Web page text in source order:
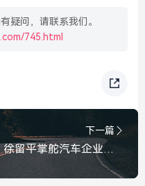
疑问，请联系我们。
745.html
下一篇
徐留平掌舵汽车企业多年最后翻车，从一汽帅才到航天归人的沉浮录，徐留平掌舵汽车多年终翻车，从一汽帅才到航天归人的沉浮录